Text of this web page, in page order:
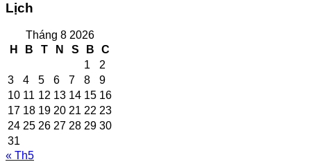
Lịch
Tháng 8 2026
H
B T N S B
C
1
2
3
4 5 6 7 8
9
10 11 12 13 14 15 16
17 18 19 20 21 22 23
24 25 26 27 28 29 30
31
« Th5